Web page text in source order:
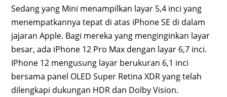
Sedang yang Mini menampilkan layar 5,4 inci yang
menempatkannya tepat di atas iPhone SE di dalam
jajaran Apple. Bagi mereka yang menginginkan layar
besar, ada iPhone 12 Pro Max dengan layar 6,7 inci.
IPhone 12 mengusung layar berukuran 6,1 inci
bersama panel OLED Super Retina XDR yang telah
dilengkapi dukungan HDR dan Dolby Vision.